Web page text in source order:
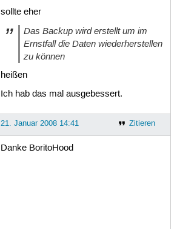
sollte eher
Das Backup wird erstellt um im
Ernstfall die Daten wiederherstellen
zu können
heißen
Ich hab das mal ausgebessert.
Zitieren
21. Januar 2008 14:41
Danke BoritoHood